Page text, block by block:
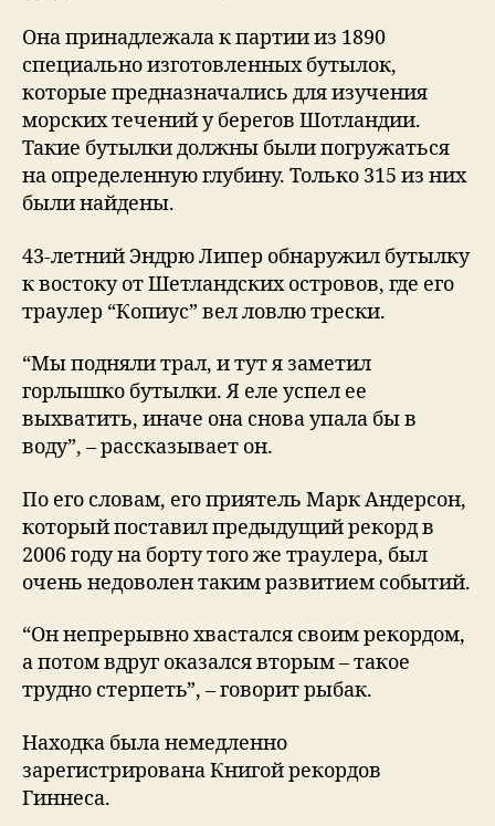
Она принадлежала к партии из 1890
специально изготовленных бутылок,
которые предназначались для изучения
морских течений у берегов Шотландии.
Такие бутылки должны были погружаться
на определенную глубину. Только 315 из них
были найдены.
43-летний Эндрю Липер обнаружил бутылку
к востоку от Шетландских островов, где его
траулер “Копиус” вел ловлю трески.
“Мы подняли трал, и тут я заметил
горлышко бутылки. Я еле успел ее
выхватить, иначе она снова упала бы в
воду”, – рассказывает он.
По его словам, его приятель Марк Андерсон,
который поставил предыдущий рекорд в
2006 году на борту того же траулера, был
очень недоволен таким развитием событий.
“Он непрерывно хвастался своим рекордом,
а потом вдруг оказался вторым – такое
трудно стерпеть”, – говорит рыбак.
Находка была немедленно
зарегистрирована Книгой рекордов
Гиннеса.